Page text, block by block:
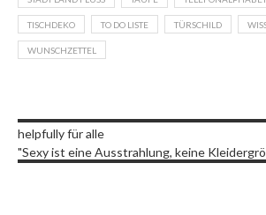
TISCHDEKO TO DO LISTE TÜRSCHILD
WUNSCHZETTEL
helpfully für alle
"Sexy ist eine Ausstrahlung, keine